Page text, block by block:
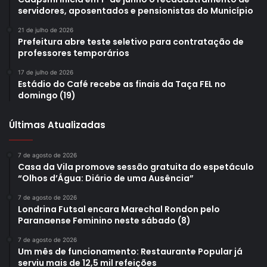
Da diretoria da TCS, também estiveram presentes no
Business Operations; Tushar Parikh, country head da TCS
no Brasil; Bruno Rocha, chefe de Finanças no Brasil;
Subhanjan Gosh, Busines Unit Head MFG & Utilities –
América Latina; Danilo Garcia, diretor de TI – Brasil
servidores, aposentados e pensionistas do Município
21 de julho de 2026
Prefeitura abre teste seletivo para contratação de
professores temporários
17 de julho de 2026
Estádio do Café recebe as finais da Taça FEL no
domingo (19)
Últimas Atualizadas
7 de agosto de 2026
Casa da Vila promove sessão gratuita do espetáculo
“Olhos d’Água: Diário de uma Ausência”
7 de agosto de 2026
Londrina Futsal encara Marechal Rondon pelo
Paranaense Feminino neste sábado (8)
7 de agosto de 2026
Um mês de funcionamento: Restaurante Popular já
serviu mais de 12,5 mil refeições